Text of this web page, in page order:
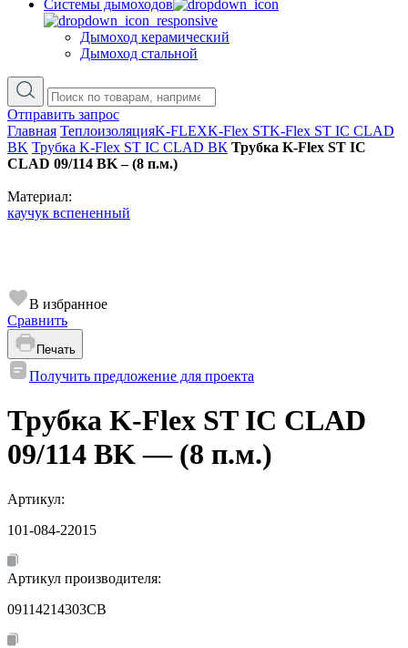
Cистемы дымоходов
Дымоход керамический
Дымоход стальной
Отправить запрос
Главная ТеплоизоляцияK-FLEXK-Flex STK-Flex ST IC CLAD
BK Трубка K-Flex ST IC CLAD ВК Трубка K-Flex ST IC
CLAD 09/114 BK – (8 п.м.)
Материал:
каучук вспененный
В избранное
Сравнить
Печать
Получить предложение для проекта
Трубка K-Flex ST IC CLAD
09/114 BK — (8 п.м.)
Артикул:
101-084-22015
Артикул производителя:
09114214303CB